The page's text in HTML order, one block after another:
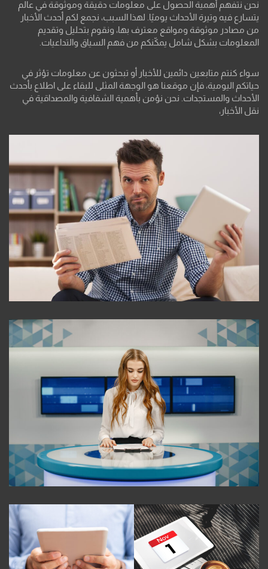
نحن نتفهم أهمية الحصول على معلومات دقيقة وموثوقة في عالم
يتسارع فيه وتيرة الأحداث يوميًا. لهذا السبب، نجمع لكم أحدث الأخبار
من مصادر موثوقة ومواقع معترف بها، ونقوم بتحليل وتقديم
المعلومات بشكل شامل يمكّنكم من فهم السياق والتداعيات.
سواء كنتم متابعين دائمين للأخبار أو تبحثون عن معلومات تؤثر في
حياتكم اليومية، فإن موقعنا هو الوجهة المثلى للبقاء على اطلاع بأحدث
الأحداث والمستجدات. نحن نؤمن بأهمية الشفافية والمصداقية في
نقل الأخبار،